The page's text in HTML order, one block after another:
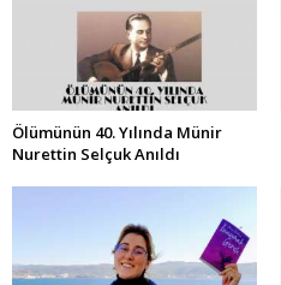
Ölümünün 40. Yılında Münir
Nurettin Selçuk Anıldı